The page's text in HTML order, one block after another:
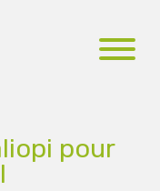
pour